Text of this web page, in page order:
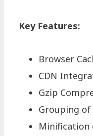
Key Features:
Browser
CDN
Gzip
Grouping of
Minification